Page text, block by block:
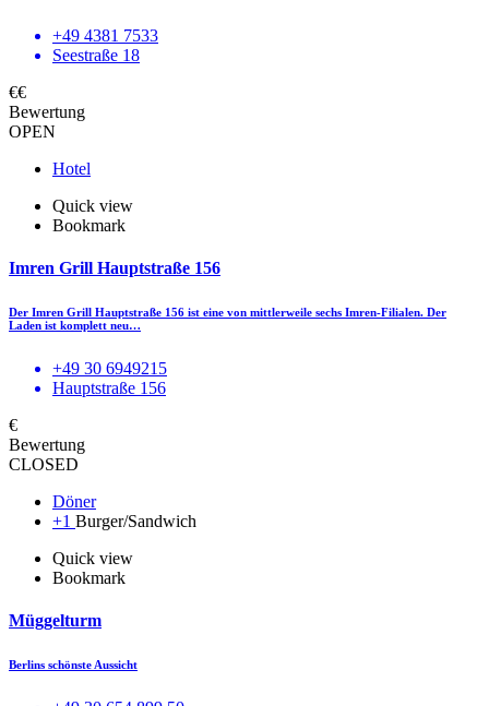
+49 4381 7533
Seestraße 18
€€
Bewertung
OPEN
Hotel
Quick view
Bookmark
Imren Grill Hauptstraße 156
Der Imren Grill Hauptstraße 156 ist eine von mittlerweile sechs Imren-Filialen. Der
Laden ist komplett neu…
+49 30 6949215
Hauptstraße 156
€
Bewertung
CLOSED
Döner
+1 Burger/Sandwich
Quick view
Bookmark
Müggelturm
Berlins schönste Aussicht